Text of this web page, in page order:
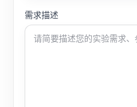
需求描述